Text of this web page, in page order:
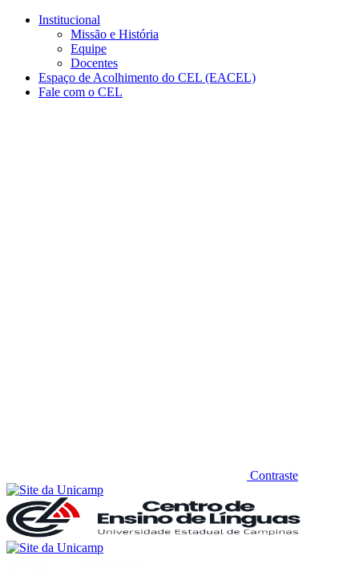
Conteúdo principal
Institucional
Missão e História
Equipe
Docentes
Espaço de Acolhimento do CEL (EACEL)
Fale com o CEL
Contraste